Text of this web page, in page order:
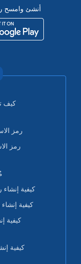
أنشئ وامسح
كيف
رمز
رمز
كيفية
كيفية
كيفية
كيفية